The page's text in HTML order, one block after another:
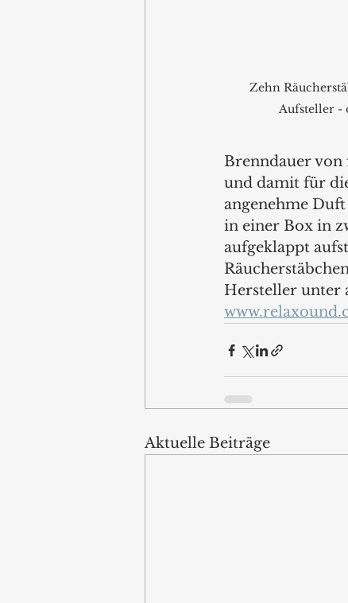
Zehn
Aufsteller -
Brenndauer von
und damit für
angenehme
in einer Box in
aufgeklappt
Hersteller unter
Aktuelle Beiträge